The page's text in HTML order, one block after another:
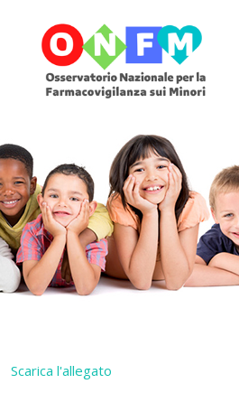
Scarica l'allegato